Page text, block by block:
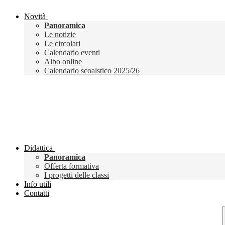
Novità
Panoramica
Le notizie
Le circolari
Calendario eventi
Albo online
Calendario scoalstico 2025/26
Didattica
Panoramica
Offerta formativa
I progetti delle classi
Info utili
Contatti